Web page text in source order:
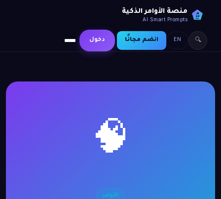
AI
SP
منصة الأوامر الذكية
AI Smart Prompts
🔍
EN انضم مجانًا دخول
🧠
الأوامر